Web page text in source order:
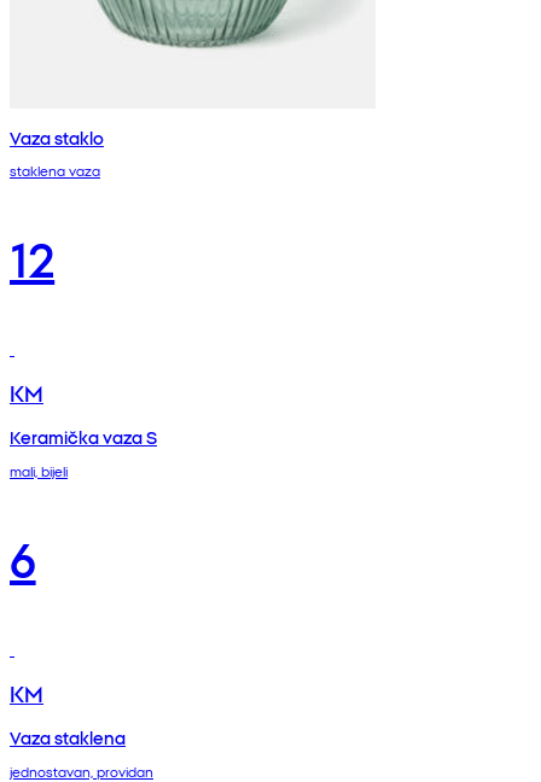
Vaza staklo
staklena vaza
12
KM
Keramička vaza S
mali, bijeli
6
KM
Vaza staklena
jednostavan, providan